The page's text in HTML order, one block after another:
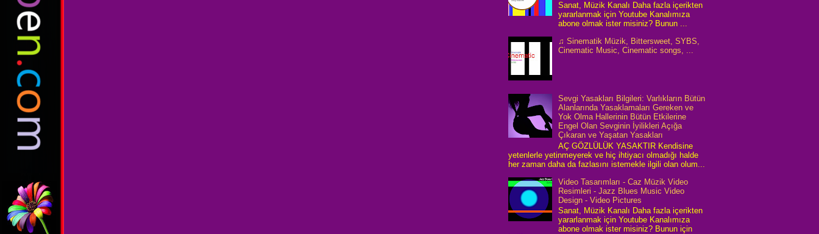
Sanat, Müzik Kanalı Daha fazla içerikten
yararlanmak için Youtube Kanalımıza
abone olmak ister misiniz? Bunun ...
♫ Sinematik Müzik, Bittersweet, SYBS,
Cinematic Music, Cinematic songs, ...
Sevgi Yasakları Bilgileri: Varlıkların Bütün
Alanlarında Yasaklamaları Gereken ve
Yok Olma Hallerinin Bütün Etkilerine
Engel Olan Sevginin İyilikleri Açığa
Çıkaran ve Yaşatan Yasakları
AÇ GÖZLÜLÜK YASAKTIR Kendisine
yetenlerle yetinmeyerek ve hiç ihtiyacı olmadığı halde
her zaman daha da fazlasını istemekle ilgili olan olum...
Video Tasarımları - Caz Müzik Video
Resimleri - Jazz Blues Music Video
Design - Video Pictures
Sanat, Müzik Kanalı Daha fazla içerikten
yararlanmak için Youtube Kanalımıza
abone olmak ister misiniz? Bunun için